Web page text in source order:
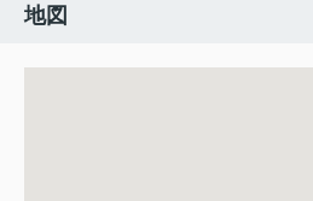
地図